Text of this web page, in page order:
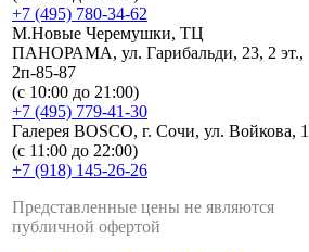
+7 (495) 780-34-62
М.Новые Черемушки, ТЦ
ПАНОРАМА, ул. Гарибальди, 23, 2 эт.,
2п-85-87
(с 10:00 до 21:00)
+7 (495) 779-41-30
Галерея BOSCO, г. Сочи, ул. Войкова, 1
(с 11:00 до 22:00)
+7 (918) 145-26-26
Представленные цены не являются
публичной офертой